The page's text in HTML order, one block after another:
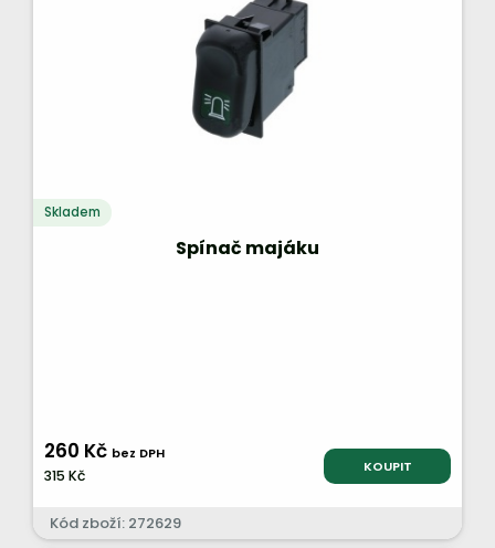
Skladem
Spínač majáku
260 Kč bez DPH
315 Kč KOUPIT
Kód zboží: 272629